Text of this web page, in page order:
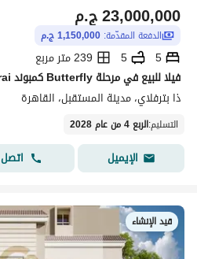
ج.م23,000,000
الدفعة المقدّمة: 1,150,000 ج.م
5
5
239 متر مربع
ذا بترفلاي، مدينة المستقبل، القاهرة
التسليم:الربع 4 من عام 2028
الإيميل اتصل
قيد الإنشاء